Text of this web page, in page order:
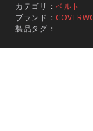
カテゴリ：ベルト
ブランド：
製品タグ：